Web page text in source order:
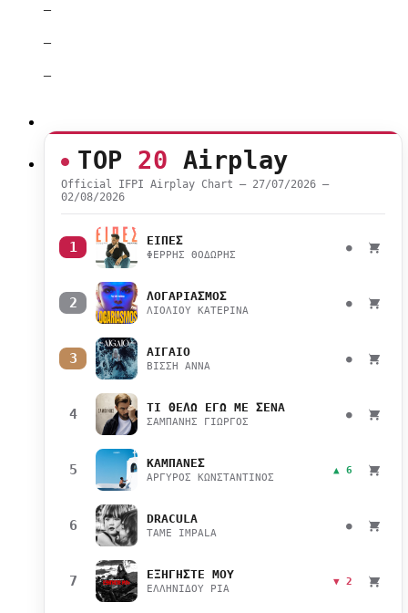
–
–
–
TOP 20 Airplay
Official IFPI Airplay Chart — 27/07/2026 –
02/08/2026
1 ΕΙΠΕΣ
ΦΕΡΡΗΣ ΘΟΔΩΡΗΣ
●
2 ΛΟΓΑΡΙΑΣΜΟΣ
ΛΙΟΛΙΟΥ ΚΑΤΕΡΙΝΑ
●
3 ΑΙΓΑΙΟ
ΒΙΣΣΗ ΑΝΝΑ
●
4 ΤΙ ΘΕΛΩ ΕΓΩ ΜΕ ΣΕΝΑ
ΣΑΜΠΑΝΗΣ ΓΙΩΡΓΟΣ
●
5 ΚΑΜΠΑΝΕΣ
ΑΡΓΥΡΟΣ ΚΩΝΣΤΑΝΤΙΝΟΣ
▲ 6
6 DRACULA
TAME IMPALA
●
7 ΕΞΗΓΗΣΤΕ ΜΟΥ
ΕΛΛΗΝΙΔΟΥ ΡΙΑ
▼ 2